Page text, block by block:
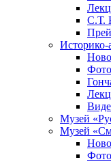
С.Т.
Историко-
Музей
Музей